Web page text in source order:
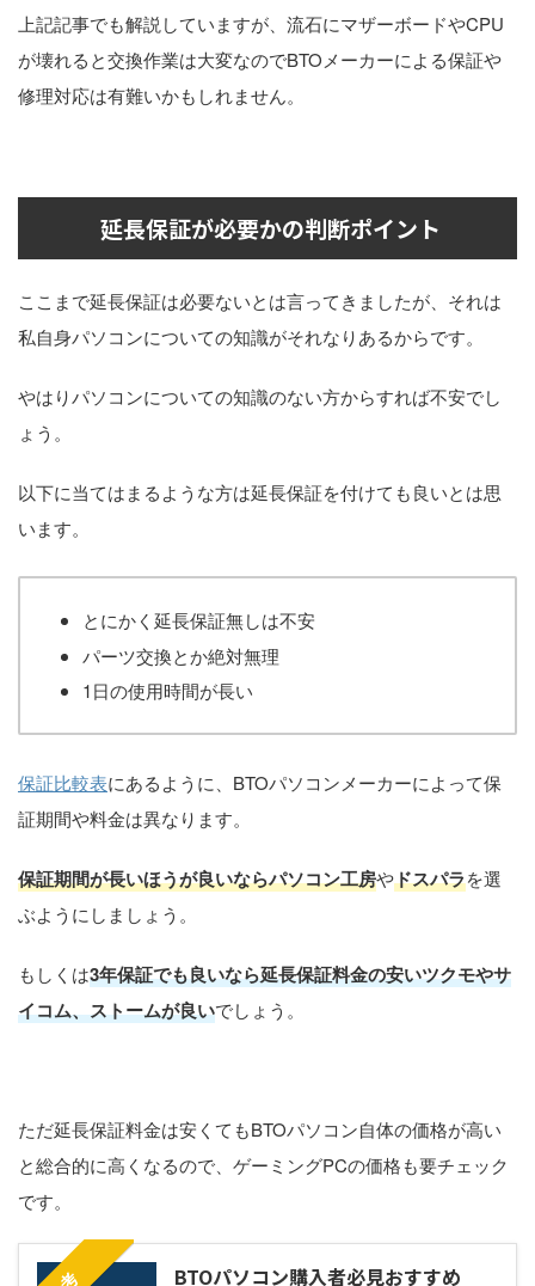
上記記事でも解説していますが、流石にマザーボードやCPU
が壊れると交換作業は大変なのでBTOメーカーによる保証や
修理対応は有難いかもしれません。
延長保証が必要かの判断ポイント
ここまで延長保証は必要ないとは言ってきましたが、それは
私自身パソコンについての知識がそれなりあるからです。
やはりパソコンについての知識のない方からすれば不安でし
ょう。
以下に当てはまるような方は延長保証を付けても良いとは思
います。
とにかく延長保証無しは不安
パーツ交換とか絶対無理
1日の使用時間が長い
保証比較表にあるように、BTOパソコンメーカーによって保
証期間や料金は異なります。
保証期間が長いほうが良いならパソコン工房やドスパラを選
ぶようにしましょう。
もしくは3年保証でも良いなら延長保証料金の安いツクモやサ
イコム、ストームが良いでしょう。
ただ延長保証料金は安くてもBTOパソコン自体の価格が高い
と総合的に高くなるので、ゲーミングPCの価格も要チェック
です。
BTOパソコン購入者必見おすすめ